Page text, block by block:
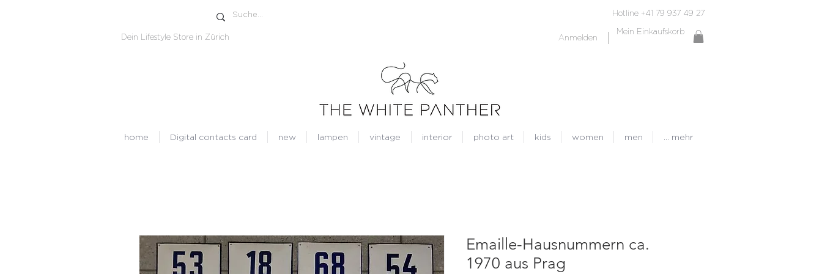
Dein Lifestyle Store in Zürich
Hotline +41 79 937 49 27
Mein Einkaufskorb
Anmelden
home Digital contacts card new lampen vintage interior photo art kids women men ... mehr
Emaille-Hausnummern ca.
1970 aus Prag